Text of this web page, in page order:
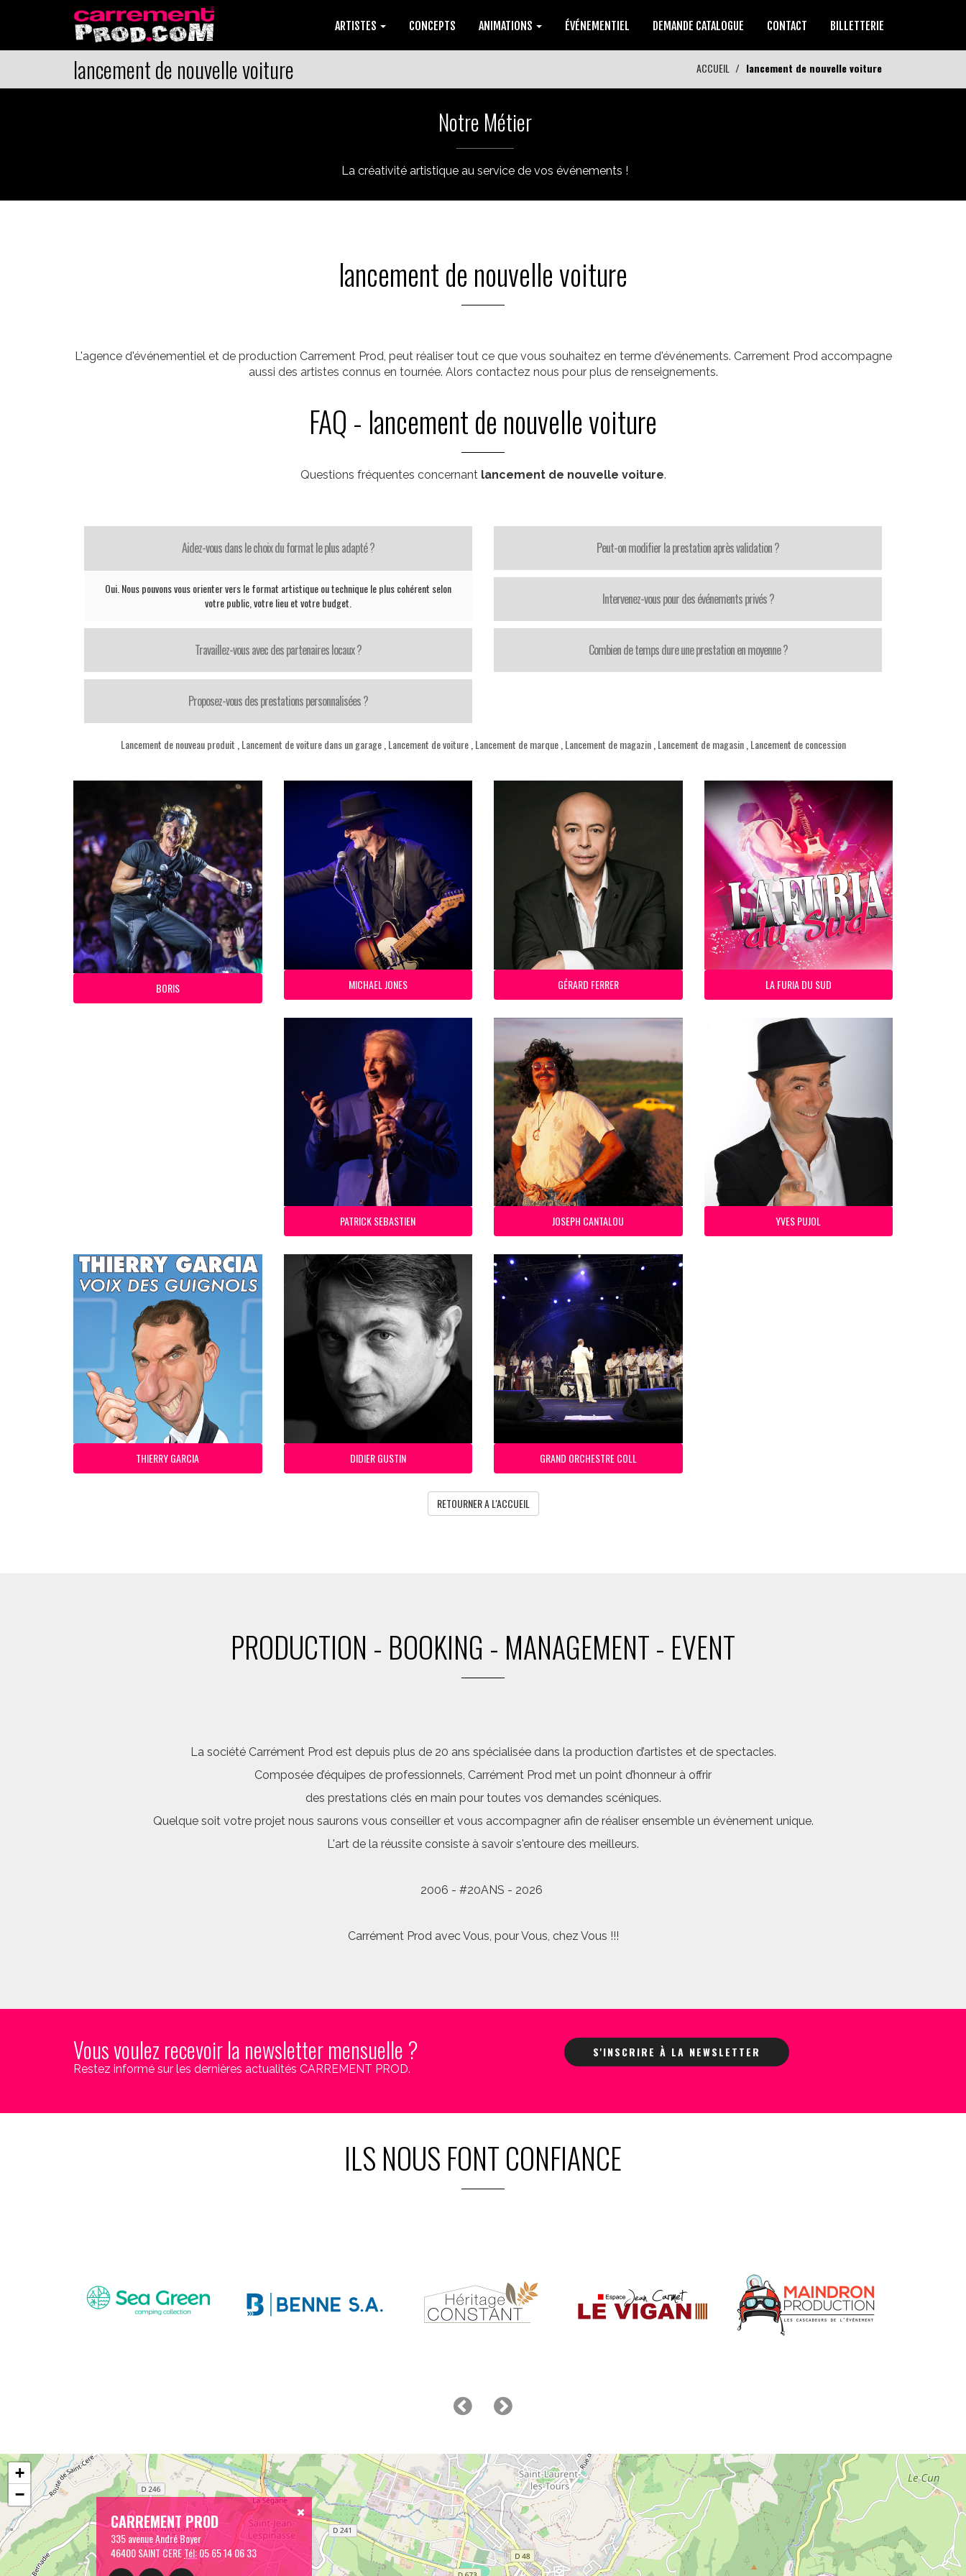
ARTISTES CONCEPTS ANIMATIONS ÉVÉNEMENTIEL DEMANDE CATALOGUE CONTACT BILLETTERIE
lancement de nouvelle voiture ACCUEIL lancement de nouvelle voiture
Notre Métier
La créativité artistique au service de vos événements !
lancement de nouvelle voiture
L'agence d'événementiel et de production Carrement Prod, peut réaliser tout ce que vous souhaitez en terme d'événements. Carrement Prod accompagne
aussi des artistes connus en tournée. Alors contactez nous pour plus de renseignements.
FAQ - lancement de nouvelle voiture
Questions fréquentes concernant lancement de nouvelle voiture.
Aidez-vous dans le choix du format le plus adapté ?
Oui. Nous pouvons vous orienter vers le format artistique ou technique le plus cohérent selon
votre public, votre lieu et votre budget.
Travaillez-vous avec des partenaires locaux ?
Proposez-vous des prestations personnalisées ?
Peut-on modifier la prestation après validation ?
Intervenez-vous pour des événements privés ?
Combien de temps dure une prestation en moyenne ?
Lancement de nouveau produit Lancement de voiture dans un garage, Lancement de voiture, Lancement de marque, Lancement de magazin, Lancement de magasin, Lancement de concession
BORIS MICHAEL JONES GÉRARD FERRER LA FURIA DU SUD
PATRICK SEBASTIEN JOSEPH CANTALOU YVES PUJOL
THIERRY GARCIA DIDIER GUSTIN GRAND ORCHESTRE COLL
RETOURNER A L'ACCUEIL
PRODUCTION - BOOKING - MANAGEMENT - EVENT
La société Carrément Prod est depuis plus de 20 ans spécialisée dans la production d’artistes et de spectacles.
Composée d’équipes de professionnels, Carrément Prod met un point d’honneur à offrir
des prestations clés en main pour toutes vos demandes scéniques.
Quelque soit votre projet nous saurons vous conseiller et vous accompagner afin de réaliser ensemble un évènement unique.
L'art de la réussite consiste à savoir s'entoure des meilleurs.
2006 - #20ANS - 2026
Carrément Prod avec Vous, pour Vous, chez Vous !!!
Vous voulez recevoir la newsletter mensuelle ?
Restez informé sur les dernières actualités CARREMENT PROD.
S'INSCRIRE À LA NEWSLETTER
ILS NOUS FONT CONFIANCE
CARREMENT PROD
335 avenue André Boyer
46400 SAINT CERETél:05 65 14 06 33
+
−